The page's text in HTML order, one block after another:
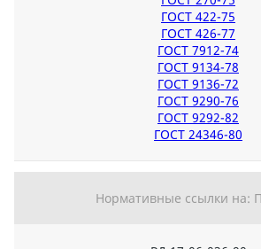
ГОСТ 422-75
ГОСТ 426-77
ГОСТ 7912-74
ГОСТ 9134-78
ГОСТ 9136-72
ГОСТ 9290-76
ГОСТ 9292-82
ГОСТ 24346-80
Нормативные ссылки на: